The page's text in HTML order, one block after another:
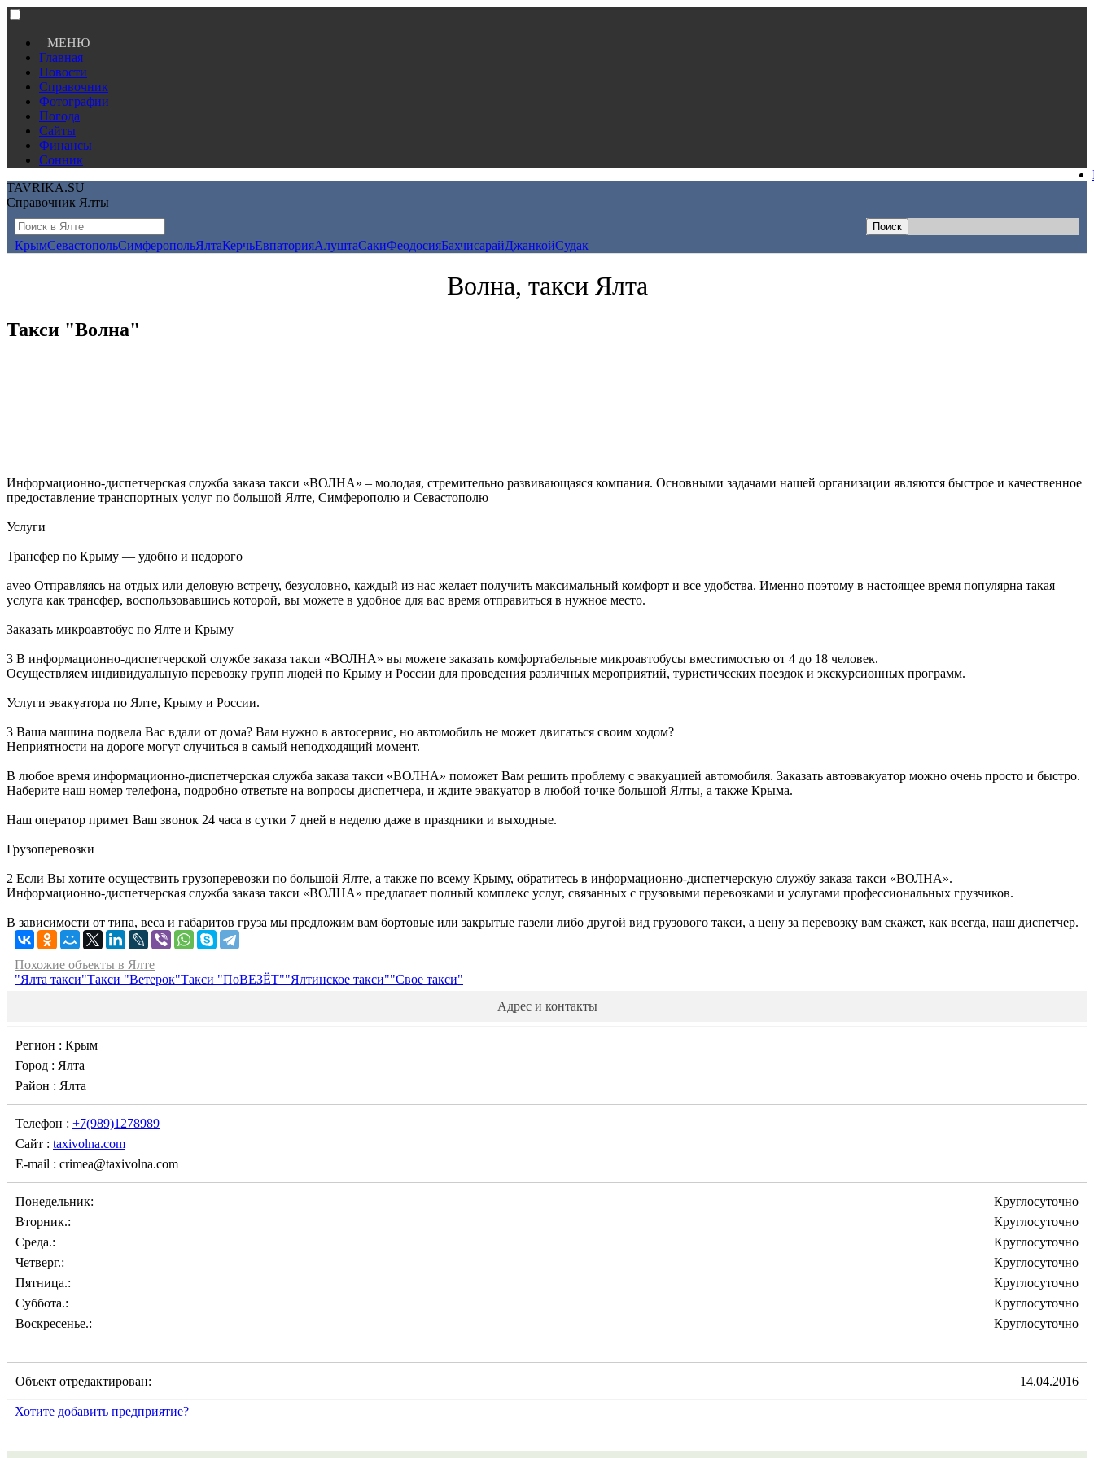
МЕНЮ
Главная
Новости
Справочник
Фотографии
Погода
Сайты
Финансы
Сонник
TAVRIKA.SU
Справочник Ялты
КрымСевастопольСимферопольЯлтаКерчьЕвпаторияАлуштаСакиФеодосияБахчисарайДжанкойСудак
Волна, такси Ялта
Такси "Волна"
Информационно-диспетчерская служба заказа такси «ВОЛНА» – молодая, стремительно развивающаяся компания. Основными задачами нашей организации являются быстрое и качественное
предоставление транспортных услуг по большой Ялте, Симферополю и Севастополю
Услуги
Трансфер по Крыму — удобно и недорого
aveo Отправляясь на отдых или деловую встречу, безусловно, каждый из нас желает получить максимальный комфорт и все удобства. Именно поэтому в настоящее время популярна такая
услуга как трансфер, воспользовавшись которой, вы можете в удобное для вас время отправиться в нужное место.
Заказать микроавтобус по Ялте и Крыму
3 В информационно-диспетчерской службе заказа такси «ВОЛНА» вы можете заказать комфортабельные микроавтобусы вместимостью от 4 до 18 человек.
Осуществляем индивидуальную перевозку групп людей по Крыму и России для проведения различных мероприятий, туристических поездок и экскурсионных программ.
Услуги эвакуатора по Ялте, Крыму и России.
3 Ваша машина подвела Вас вдали от дома? Вам нужно в автосервис, но автомобиль не может двигаться своим ходом?
Неприятности на дороге могут случиться в самый неподходящий момент.
В любое время информационно-диспетчерская служба заказа такси «ВОЛНА» поможет Вам решить проблему с эвакуацией автомобиля. Заказать автоэвакуатор можно очень просто и быстро.
Наберите наш номер телефона, подробно ответьте на вопросы диспетчера, и ждите эвакуатор в любой точке большой Ялты, а также Крыма.
Наш оператор примет Ваш звонок 24 часа в сутки 7 дней в неделю даже в праздники и выходные.
Грузоперевозки
2 Если Вы хотите осуществить грузоперевозки по большой Ялте, а также по всему Крыму, обратитесь в информационно-диспетчерскую службу заказа такси «ВОЛНА».
Информационно-диспетчерская служба заказа такси «ВОЛНА» предлагает полный комплекс услуг, связанных с грузовыми перевозками и услугами профессиональных грузчиков.
В зависимости от типа, веса и габаритов груза мы предложим вам бортовые или закрытые газели либо другой вид грузового такси, а цену за перевозку вам скажет, как всегда, наш диспетчер.
Похожие объекты в Ялте
"Ялта такси"Такси "Ветерок"Такси "ПоВЕЗЁТ""Ялтинское такси""Свое такси"
Адрес и контакты
Регион : Крым
Город : Ялта
Район : Ялта
Телефон : +7(989)1278989
Сайт : taxivolna.com
E-mail : crimea@taxivolna.com
Понедельник:
Круглосуточно
Вторник.:
Круглосуточно
Среда.:
Круглосуточно
Четверг.:
Круглосуточно
Пятница.:
Круглосуточно
Суббота.:
Круглосуточно
Воскресенье.:
Круглосуточно
Объект отредактирован: 14.04.2016
Хотите добавить предприятие?